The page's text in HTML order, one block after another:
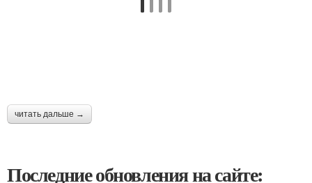
читать дальше →
Последние обновления на сайте: